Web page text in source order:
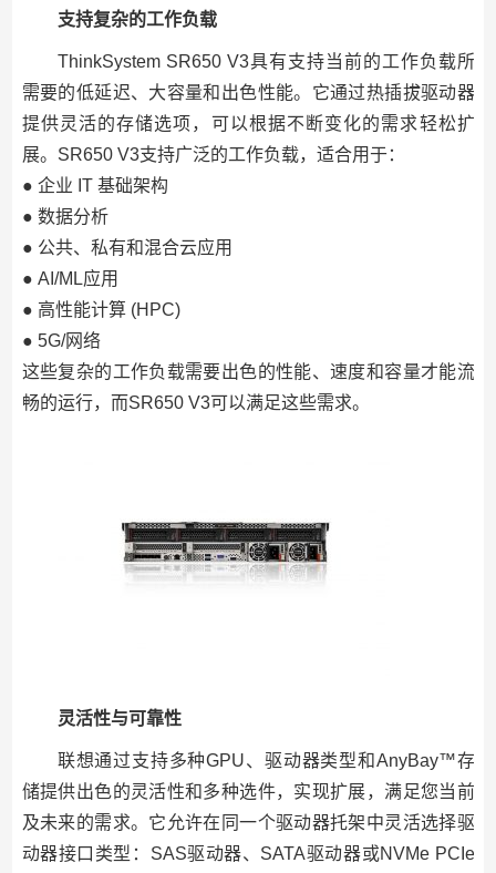
支持复杂的工作负载
ThinkSystem SR650 V3具有支持当前的工作负载所
需要的低延迟、大容量和出色性能。它通过热插拔驱动器
提供灵活的存储选项，可以根据不断变化的需求轻松扩
展。SR650 V3支持广泛的工作负载，适合用于：
● 企业 IT 基础架构
● 数据分析
● 公共、私有和混合云应用
● AI/ML应用
● 高性能计算 (HPC)
● 5G/网络
这些复杂的工作负载需要出色的性能、速度和容量才能流
畅的运行，而SR650 V3可以满足这些需求。
灵活性与可靠性
联想通过支持多种GPU、驱动器类型和AnyBay™存
储提供出色的灵活性和多种选件，实现扩展，满足您当前
及未来的需求。它允许在同一个驱动器托架中灵活选择驱
动器接口类型：SAS驱动器、SATA驱动器或NVMe PCIe